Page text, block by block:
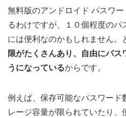
無料版のアンドロイド パスワ
るわけですが、１０個程度のパ
には便利なのかもしれません。
限がたくさんあり、自由にパス
うになっているからです。
例えば、保存可能なパスワード
レージ容量が限られていたり、